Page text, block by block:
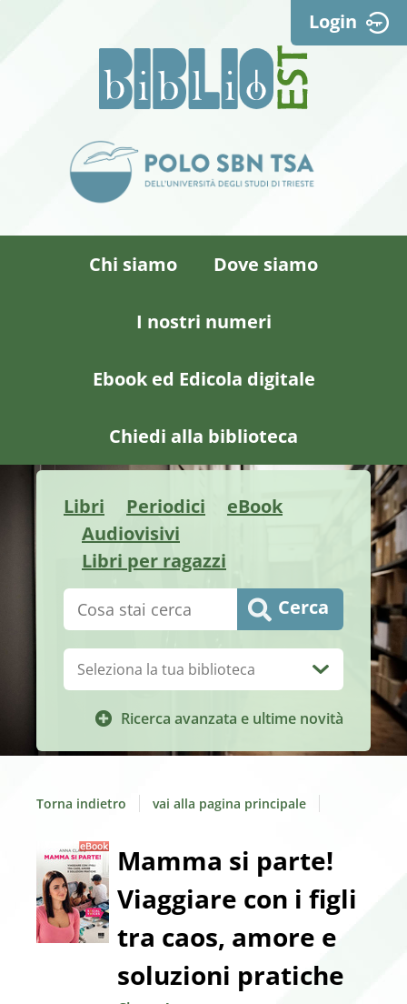
Login
Chi siamo Dove siamo
I nostri numeri
Ebook ed Edicola digitale
Chiedi alla biblioteca
Libri Periodici
eBook
Audiovisivi
Libri per ragazzi
Cerca su "Catalogo" Cerca
Ricerca avanzata e ultime novità
Biblioteca:
Torna indietro vai alla pagina principale
Dettaglio
del
documento
Mamma si parte!
Viaggiare con i figli
tra caos, amore e
soluzioni pratiche